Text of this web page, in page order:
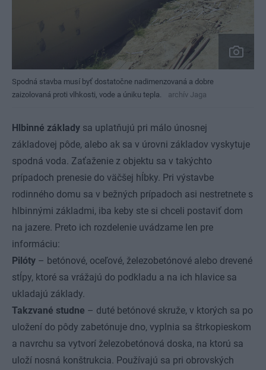
Spodná stavba musí byť dostatočne nadimenzovaná a dobre
zaizolovaná proti vlhkosti, vode a úniku tepla.
archív Jaga
Hlbinné základy sa uplatňujú pri málo únosnej
základovej pôde, alebo ak sa v úrovni základov vyskytuje
spodná voda. Zaťaženie z objektu sa v takýchto
prípadoch prenesie do väčšej hĺbky. Pri výstavbe
rodinného domu sa v bežných prípadoch asi nestretnete s
hlbinnými základmi, iba keby ste si chceli postaviť dom
na jazere. Preto ich rozdelenie uvádzame len pre
informáciu:
Pilóty – betónové, oceľové, železobetónové alebo drevené
stĺpy, ktoré sa vrážajú do podkladu a na ich hlavice sa
ukladajú základy.
Takzvané studne – duté betónové skruže, v ktorých sa po
uložení do pôdy zabetónuje dno, vyplnia sa štrkopieskom
a navrchu sa vytvorí železobetónová doska, na ktorú sa
uloží nosná konštrukcia. Používajú sa pri obrovských